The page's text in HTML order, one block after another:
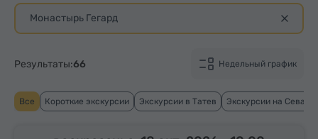
Монастырь Гегард
Недельный график
Результаты:66
Все Короткие экскурсии Экскурсии в Татев Экскурсии на Севан